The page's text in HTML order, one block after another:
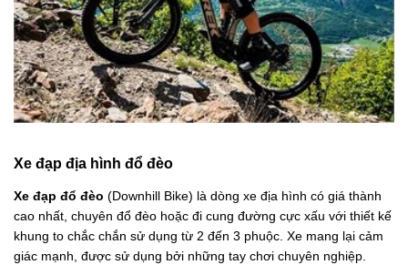
Xe đạp địa hình đổ đèo
Xe đạp đổ đèo (Downhill Bike) là dòng xe địa hình có giá thành
cao nhất, chuyên đổ đèo hoặc đi cung đường cực xấu với thiết kế
khung to chắc chắn sử dụng từ 2 đến 3 phuộc. Xe mang lại cảm
giác mạnh, được sử dụng bởi những tay chơi chuyên nghiệp.